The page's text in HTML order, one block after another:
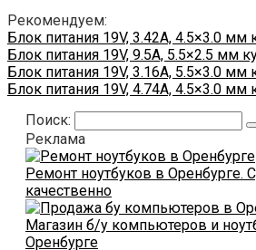
Рекомендуем:
Блок питания 19V, 3.42A, 4.5×3.0 мм
Блок питания 19V, 9.5A, 5.5×2.5 мм
Блок питания 19V, 3.16A, 5.5×3.0 мм
Блок питания 19V, 4.74A, 4.5×3.0 мм
Поиск:
Реклама
Ремонт ноутбуков в Оренбурге.
качественно
Магазин б/у компьютеров и
Оренбурге